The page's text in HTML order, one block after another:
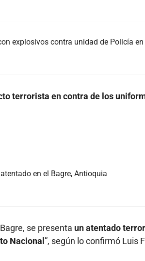
explosivos contra unidad de Policía
terrorista en contra de los
en el Bagre, Antioquia
se presenta un atentado
Nacional ”, según lo confirmó Luis